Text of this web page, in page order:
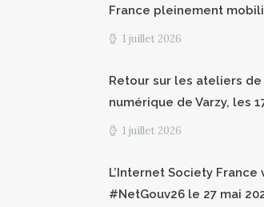
France pleinement
1 juillet 2026
Retour sur les ateliers de
numérique de Varzy, les
1 juillet 2026
L’Internet Society France
#NetGouv26 le 27 mai